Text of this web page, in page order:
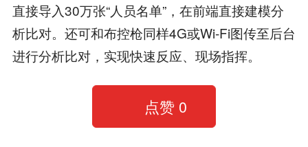
直接导入30万张“人员名单”，在前端直接建模分
析比对。还可和布控枪同样4G或Wi-Fi图传至后台
进行分析比对，实现快速反应、现场指挥。
点赞 0